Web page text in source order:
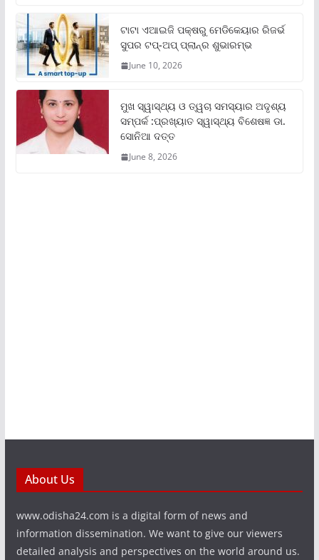
ଟାଟା ଏଆଇଜି ପକ୍ଷରୁ ମେଡିକେୟାର ରିଜର୍ଭ
ସୁପର ଟପ୍‌-ଅପ୍ ପ୍ଲାନ୍‌ର ଶୁଭାରମ୍ଭ
June 10, 2026
ମୁଖ ସ୍ୱାସ୍ଥ୍ୟ ଓ ତ୍ୱଚା ସମସ୍ୟାର ଅଦୃଶ୍ୟ
ସମ୍ପର୍କ :ପ୍ରଖ୍ୟାତ ସ୍ୱାସ୍ଥ୍ୟ ବିଶେଷଜ୍ଞ ଡା.
ସୋନିଆ ଦତ୍ତ
June 8, 2026
About Us
www.odisha24.com is a digital form of news and
information dissemination. We want to give our viewers
detailed analysis and perspectives on the world around us.